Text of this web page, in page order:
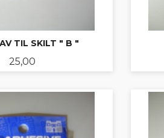
TIL SKILT " B "
Pris
25,00
LES MER